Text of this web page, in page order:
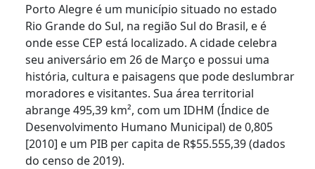
Porto Alegre é um município situado no estado
Rio Grande do Sul, na região Sul do Brasil, e é
onde esse CEP está localizado. A cidade celebra
seu aniversário em 26 de Março e possui uma
história, cultura e paisagens que pode deslumbrar
moradores e visitantes. Sua área territorial
abrange 495,39 km², com um IDHM (Índice de
Desenvolvimento Humano Municipal) de 0,805
[2010] e um PIB per capita de R$55.555,39 (dados
do censo de 2019).